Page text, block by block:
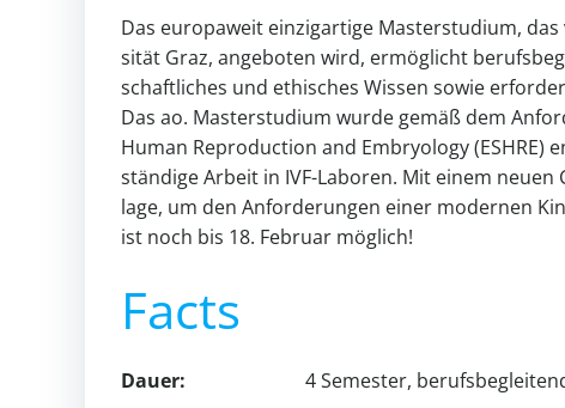
Das euro­pa­weit ein­zig­ar­tige Mas­ter­stu­dium,
sität Graz, ange­boten wird, ermög­licht
schaft­li­ches und ethi­sches Wissen sowie
Das ao. Mas­ter­stu­dium wurde gemäß dem
Human Repro­duc­tion and Embryo­logy
stän­dige Arbeit in IVF-Laboren. Mit einem
lage, um den Anfor­de­rungen einer modernen
ist noch bis 18. Februar mög­lich!
Facts
Dauer: 4 Semester, berufs­be­glei­tend